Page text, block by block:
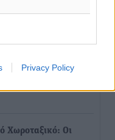
Privacy Policy
Δημοπρατείται
ο χάρτης της
Χωροταξικό: Οι